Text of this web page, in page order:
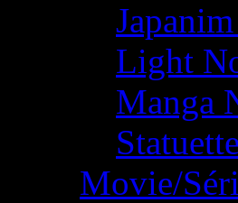
Light
Manga
Movie/